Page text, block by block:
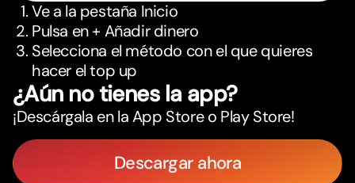
Ve a la pestaña Inicio
Pulsa en + Añadir dinero
Selecciona el método con el que quieres
hacer el top up
¿Aún no tienes la app?
¡Descárgala en la App Store o Play Store!
Descargar ahora